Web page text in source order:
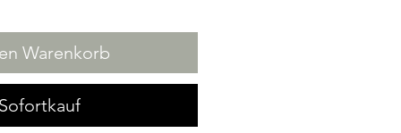
Warenkorb
Sofortkauf